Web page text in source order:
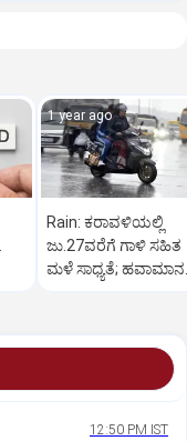
1 year ago
Rain: ಕರಾವಳಿಯಲ್ಲಿ
ಜು.27ವರೆಗೆ ಗಾಳಿ ಸಹಿತ
ಮಳೆ ಸಾಧ್ಯತೆ; ಹವಾಮಾನ
12:50 PM IST